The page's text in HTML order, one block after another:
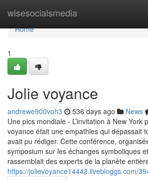
wisesocialsmedia
Home
Home
1
Jolie voyance
andrewe900voh3 536 days ago News
Une pics mondiale - L’invitation à New York
voyance était une empathies qui dépassait
avait pu rédiger. Cette conférence,
symposium sur les échanges symboliques
rassemblait des experts de la planète
https://jolievoyance14442.livebloggs.com/